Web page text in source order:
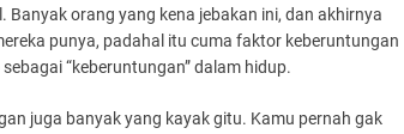
orang yang kena jebakan ini, dan akhirnya
punya, padahal itu cuma faktor keberuntungan
“keberuntungan” dalam hidup.
juga banyak yang kayak gitu. Kamu pernah gak